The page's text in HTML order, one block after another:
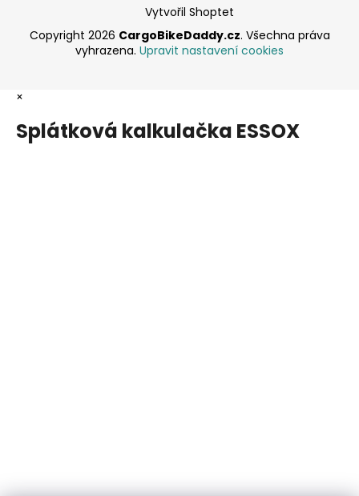
Vytvořil Shoptet
Copyright 2026 CargoBikeDaddy.cz. Všechna práva
vyhrazena. Upravit nastavení cookies
×
Splátková kalkulačka ESSOX